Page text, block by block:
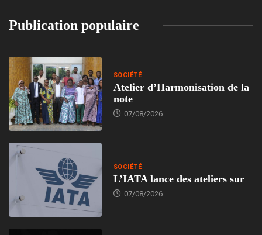
Publication populaire
SOCIÉTÉ
Atelier d’Harmonisation de la
note
07/08/2026
SOCIÉTÉ
L’IATA lance des ateliers sur
07/08/2026